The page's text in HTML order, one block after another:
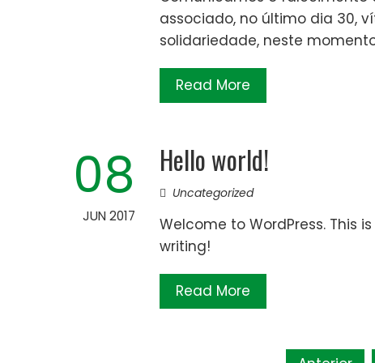
associado, no último dia 30,
solidariedade, neste
Read More
08
JUN 2017
Hello world!
Uncategorized
Welcome to WordPress. This
writing!
Read More